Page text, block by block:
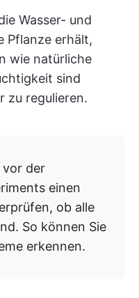
Wasser- und
Pflanze erhält,
wie natürliche
sind
zu regulieren.
vor der
einen
ob alle
So können Sie
erkennen.